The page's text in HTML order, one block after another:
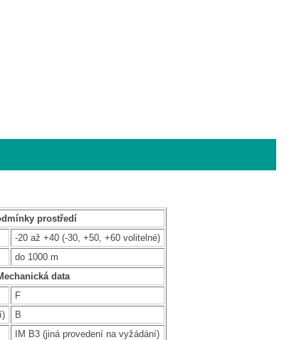
prostředí
-20 až +40 (-30, +50, +60 volitelné)
do 1000 m
data
F
B
IM B3 (jiná provedení na vyžádání)